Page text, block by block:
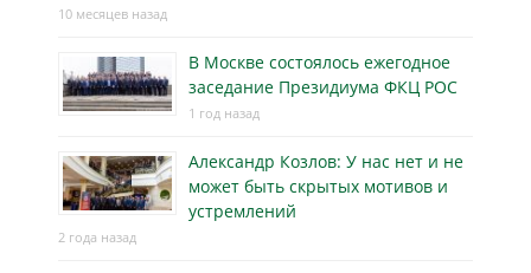
10 месяцев назад
В Москве состоялось ежегодное
заседание Президиума ФКЦ РОС
1 год назад
Александр Козлов: У нас нет и не
может быть скрытых мотивов и
устремлений
2 года назад